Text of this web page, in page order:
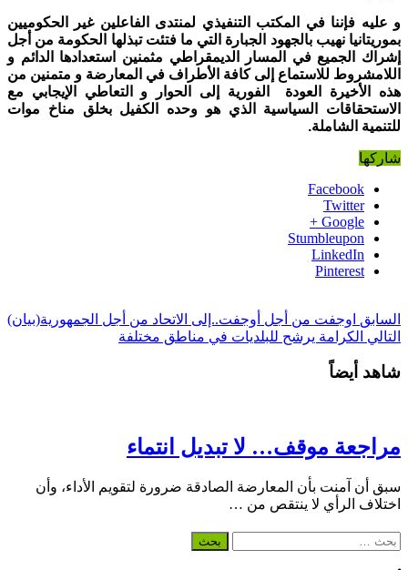
و عليه فإننا في المكتب التنفيذي لمنتدى الفاعلين غير الحكوميين
بموريتانيا نهيب بالجهود الجبارة التي ما فتئت تبذلها الحكومة من أجل
إشراك الجميع في المسار الديمقراطي مثمنين استعدادها الدائم و
اللامشروط للاستماع إلى كافة الأطراف في المعارضة و متمنين من
هذه الأخيرة العودة الفورية إلى الحوار و التعاطي الإيجابي مع
الاستحقاقات السياسية الذي هو وحده الكفيل بخلق مناخ موات
للتنمية الشاملة.
شاركها
Facebook
Twitter
Google +
Stumbleupon
LinkedIn
Pinterest
السابق اوجفت من أجل أوجفت..إلى الاتحاد من أجل الجمهورية(بيان)
التالي الكرامة يرشح للبلديات في مناطق مختلفة
شاهد أيضاً
مراجعة موقف… لا تبديل انتماء
سبق أن آمنت بأن المعارضة الصادقة ضرورة لتقويم الأداء، وأن
اختلاف الرأي لا ينتقص من …
البحث